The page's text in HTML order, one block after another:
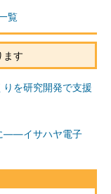
覧
ます
を研究開発で支援
――イサハヤ電子